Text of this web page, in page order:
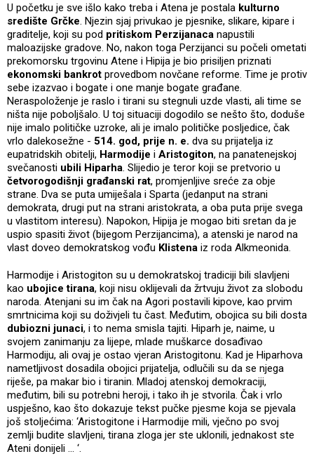
U početku je sve išlo kako treba i Atena je postala kulturno
središte Grčke. Njezin sjaj privukao je pjesnike, slikare, kipare i
graditelje, koji su pod pritiskom Perzijanaca napustili
maloazijske gradove. No, nakon toga Perzijanci su počeli ometati
prekomorsku trgovinu Atene i Hipija je bio prisiljen priznati
ekonomski bankrot provedbom novčane reforme. Time je protiv
sebe izazvao i bogate i one manje bogate građane.
Neraspoloženje je raslo i tirani su stegnuli uzde vlasti, ali time se
ništa nije poboljšalo. U toj situaciji dogodilo se nešto što, doduše
nije imalo političke uzroke, ali je imalo političke posljedice, čak
vrlo dalekosežne - 514. god, prije n. e. dva su prijatelja iz
eupatridskih obitelji, Harmodije i Aristogiton, na panatenejskoj
svečanosti ubili Hiparha. Slijedio je teror koji se pretvorio u
četvorogodišnji građanski rat, promjenljive sreće za obje
strane. Dva se puta umiješala i Sparta (jedanput na strani
demokrata, drugi put na strani aristokrata, a oba puta prije svega
u vlastitom interesu). Napokon, Hipija je mogao biti sretan da je
uspio spasiti život (bijegom Perzijancima), a atenski je narod na
vlast doveo demokratskog vođu Klistena iz roda Alkmeonida.
Harmodije i Aristogiton su u demokratskoj tradiciji bili slavljeni
kao ubojice tirana, koji nisu oklijevali da žrtvuju život za slobodu
naroda. Atenjani su im čak na Agori postavili kipove, kao prvim
smrtnicima koji su doživjeli tu čast. Međutim, obojica su bili dosta
dubiozni junaci, i to nema smisla tajiti. Hiparh je, naime, u
svojem zanimanju za lijepe, mlade muškarce dosađivao
Harmodiju, ali ovaj je ostao vjeran Aristogitonu. Kad je Hiparhova
nametljivost dosadila obojici prijatelja, odlučili su da se njega
riješe, pa makar bio i tiranin. Mladoj atenskoj demokraciji,
međutim, bili su potrebni heroji, i tako ih je stvorila. Čak i vrlo
uspješno, kao što dokazuje tekst pučke pjesme koja se pjevala
još stoljećima: ‘Aristogitone i Harmodije mili, vječno po svoj
zemlji budite slavljeni, tirana zloga jer ste uklonili, jednakost ste
Ateni donijeli ... ‘.